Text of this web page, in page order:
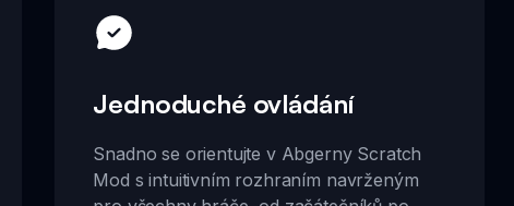
Jednoduché ovládání
Snadno se orientujte v Abgerny Scratch
Mod s intuitivním rozhraním navrženým